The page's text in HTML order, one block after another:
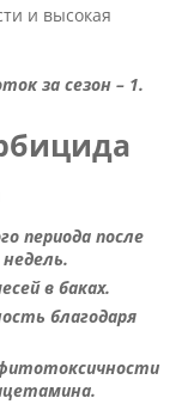
и высокая
за сезон – 1.
периода после
в баках.
благодаря